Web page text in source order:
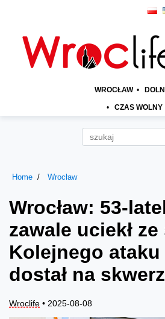
WROCŁAW •
• CZAS WOLNY
Home Wrocław
Wrocław: 53-
zawale uciekł
Kolejnego ataku
dostał na
Wroclife • 2025-08-08